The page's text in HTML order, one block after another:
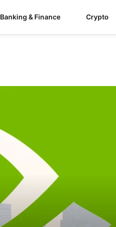
Banking & Finance Crypto